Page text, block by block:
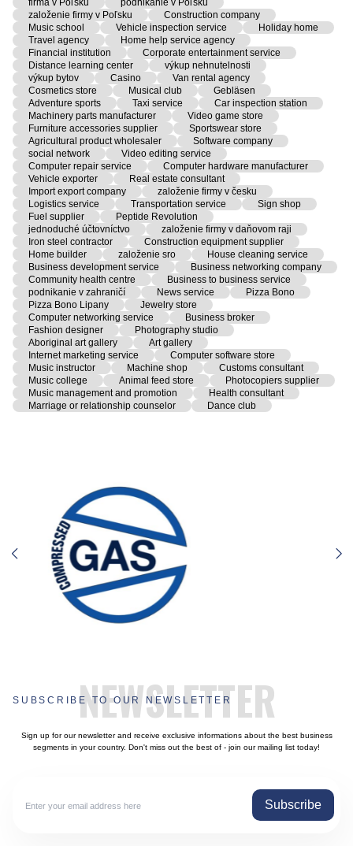
založenie firmy v Poľsku
Construction company
Music school
Vehicle inspection service
Holiday home
Travel agency
Home help service agency
Financial institution
Corporate entertainment service
Distance learning center
výkup nehnutelnosti
výkup bytov
Casino
Van rental agency
Cosmetics store
Musical club
Gebläsen
Adventure sports
Taxi service
Car inspection station
Machinery parts manufacturer
Video game store
Furniture accessories supplier
Sportswear store
Agricultural product wholesaler
Software company
social network
Video editing service
Computer repair service
Computer hardware manufacturer
Vehicle exporter
Real estate consultant
Import export company
založenie firmy v česku
Logistics service
Transportation service
Sign shop
Fuel supplier
Peptide Revolution
jednoduché účtovníctvo
založenie firmy v daňovom raji
Iron steel contractor
Construction equipment supplier
Home builder
založenie sro
House cleaning service
Business development service
Business networking company
Community health centre
Business to business service
podnikanie v zahraničí
News service
Pizza Bono
Pizza Bono Lipany
Jewelry store
Computer networking service
Business broker
Fashion designer
Photography studio
Aboriginal art gallery
Art gallery
Internet marketing service
Computer software store
Music instructor
Machine shop
Customs consultant
Music college
Animal feed store
Photocopiers supplier
Music management and promotion
Health consultant
Marriage or relationship counselor
Dance club
NEWSLETTER
SUBSCRIBE TO OUR NEWSLETTER
Sign up for our newsletter and receive exclusive informations about the best business
segments in your country. Don't miss out the best of - join our mailing list today!
Subscribe